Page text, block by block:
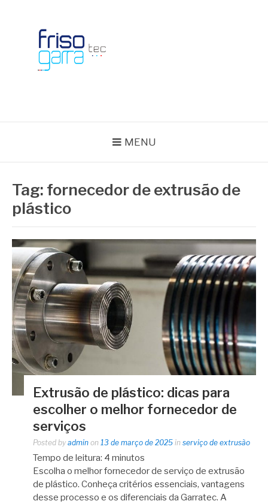
MENU
Tag: fornecedor de extrusão de
plástico
Extrusão de plástico: dicas para
escolher o melhor fornecedor de
serviços
Posted by admin on 13 de março de 2025 in serviço de extrusão
Tempo de leitura: 4 minutos
Escolha o melhor fornecedor de serviço de extrusão
de plástico. Conheça critérios essenciais, vantagens
desse processo e os diferenciais da Garratec. A